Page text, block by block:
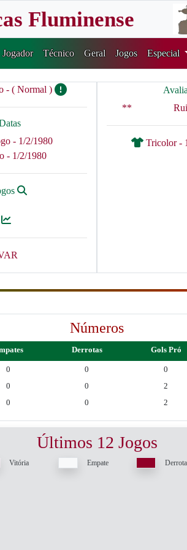
Fluminense
Jogador Técnico Geral Jogos Especial
- ( Normal )
- 1/2/1980
- 1/2/1980
**
Tricolor -
Números
Derrotas Gols Pró
0 0 0
0 0 2
0 0 2
Últimos 12 Jogos
Vitória Empate Derrota